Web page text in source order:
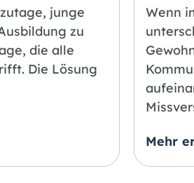
junge
zu
die alle
Die Lösung
einen Raum geben: Wie
Wenn
Mehr
zum